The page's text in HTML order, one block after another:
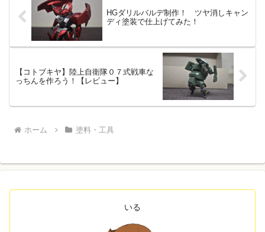
HGダリルバルデ制作！ ツヤ消しキャン
ディ塗装で仕上げてみた！
【コトブキヤ】陸上自衛隊０７式戦車な
っちんを作ろう！【レビュー】
ホーム 塗料・工具
いる